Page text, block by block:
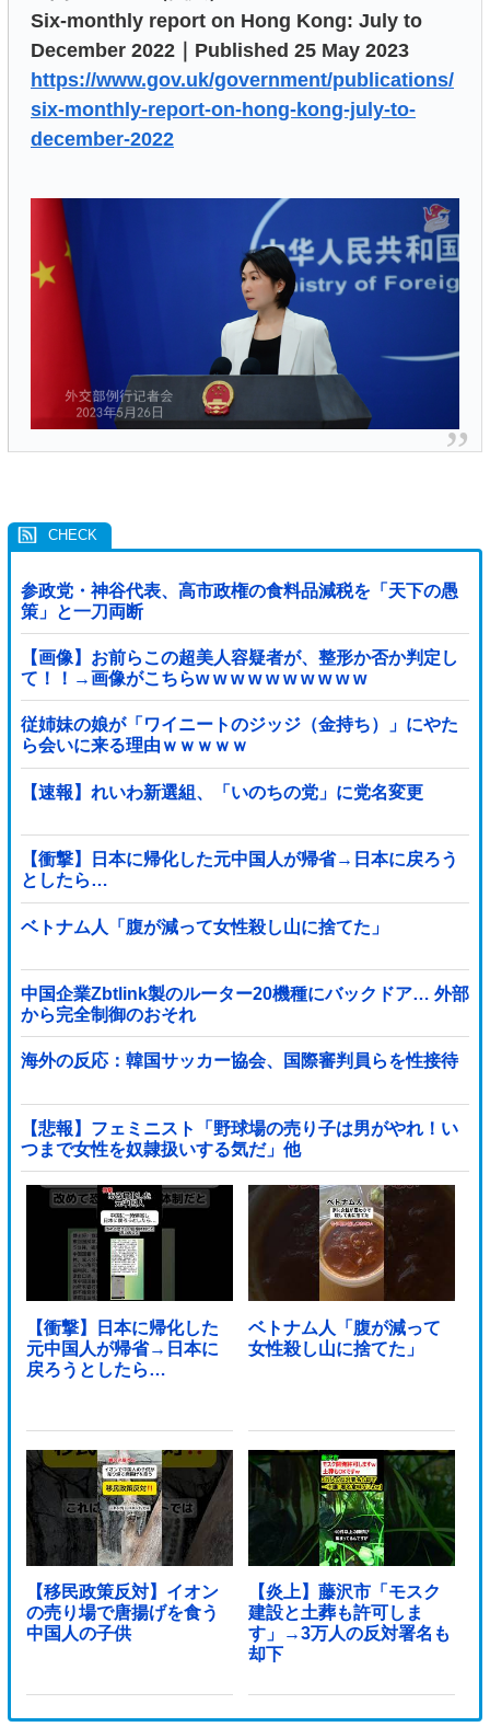
Six-monthly report on Hong Kong: July to
December 2022｜Published 25 May 2023
https://www.gov.uk/government/publications/
six-monthly-report-on-hong-kong-july-to-
december-2022
参政党・神谷代表、高市政権の食料品減税を「天下の愚
策」と一刀両断
【画像】お前らこの超美人容疑者が、整形か否か判定し
て！！→画像がこちらw w w w w w w w w w
従姉妹の娘が「ワイニートのジッジ（金持ち）」にやた
ら会いに来る理由ｗｗｗｗｗ
【速報】れいわ新選組、「いのちの党」に党名変更
【衝撃】日本に帰化した元中国人が帰省→日本に戻ろう
としたら…
ベトナム人「腹が減って女性殺し山に捨てた」
中国企業Zbtlink製のルーター20機種にバックドア… 外部
から完全制御のおそれ
海外の反応：韓国サッカー協会、国際審判員らを性接待
【悲報】フェミニスト「野球場の売り子は男がやれ！い
つまで女性を奴隷扱いする気だ」他
【衝撃】日本に帰化した
元中国人が帰省→日本に
戻ろうとしたら…
ベトナム人「腹が減って
女性殺し山に捨てた」
【移民政策反対】イオン
の売り場で唐揚げを食う
中国人の子供
【炎上】藤沢市「モスク
建設と土葬も許可しま
す」→3万人の反対署名も
却下